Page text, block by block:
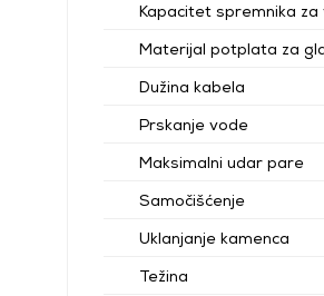
Kapacitet spremnika za
Materijal potplata za
Dužina kabela
Prskanje vode
Maksimalni udar pare
Samočišćenje
Uklanjanje kamenca
Težina